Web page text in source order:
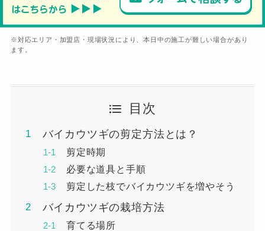
※対応エリア・加盟店・現場状況により、本日中の施工が難しい場合があり
ます。
目次
バイカウツギの剪定方法とは？
剪定時期
必要な道具と手順
剪定した枝でバイカウツギを増やそう
バイカウツギの栽培方法
育てる場所